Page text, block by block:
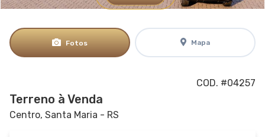
Fotos Mapa
COD. #04257
Terreno à Venda
Centro, Santa Maria - RS